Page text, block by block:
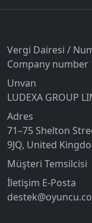
Vergi Dairesi /
Company number
Unvan
LUDEXA GROUP
Adres
71–75 Shelton
9JQ, United
Müşteri Temsilcisi
İletişim E-Posta